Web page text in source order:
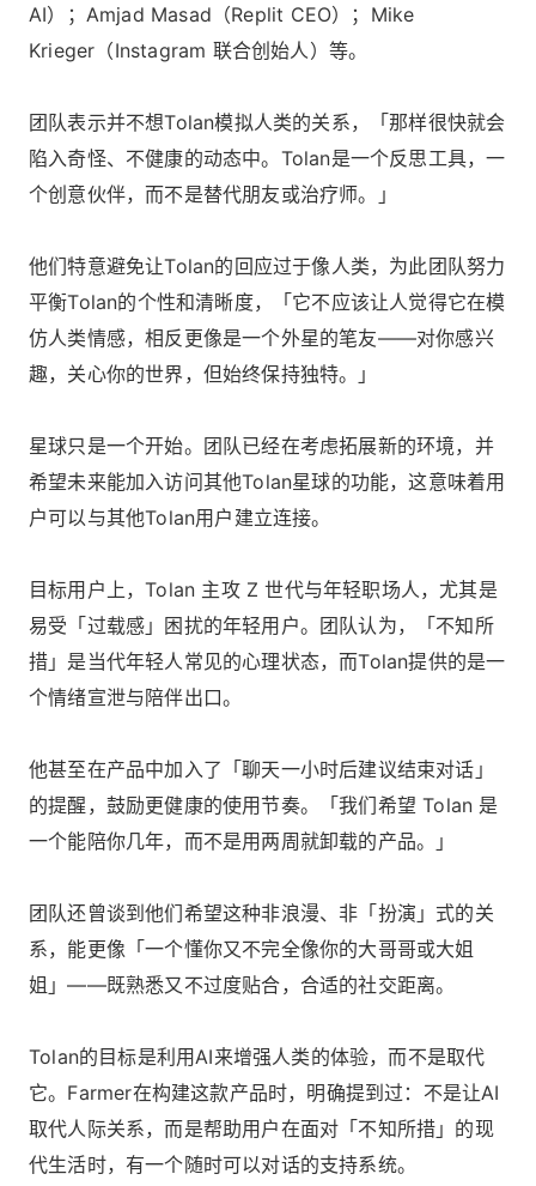
AI）；Amjad Masad（Replit CEO）；Mike
Krieger（Instagram 联合创始人）等。
团队表示并不想Tolan模拟人类的关系，「那样很快就会
陷入奇怪、不健康的动态中。Tolan是一个反思工具，一
个创意伙伴，而不是替代朋友或治疗师。」
他们特意避免让Tolan的回应过于像人类，为此团队努力
平衡Tolan的个性和清晰度，「它不应该让人觉得它在模
仿人类情感，相反更像是一个外星的笔友——对你感兴
趣，关心你的世界，但始终保持独特。」
星球只是一个开始。团队已经在考虑拓展新的环境，并
希望未来能加入访问其他Tolan星球的功能，这意味着用
户可以与其他Tolan用户建立连接。
目标用户上，Tolan 主攻 Z 世代与年轻职场人，尤其是
易受「过载感」困扰的年轻用户。团队认为，「不知所
措」是当代年轻人常见的心理状态，而Tolan提供的是一
个情绪宣泄与陪伴出口。
他甚至在产品中加入了「聊天一小时后建议结束对话」
的提醒，鼓励更健康的使用节奏。「我们希望 Tolan 是
一个能陪你几年，而不是用两周就卸载的产品。」
团队还曾谈到他们希望这种非浪漫、非「扮演」式的关
系，能更像「一个懂你又不完全像你的大哥哥或大姐
姐」——既熟悉又不过度贴合，合适的社交距离。
Tolan的目标是利用AI来增强人类的体验，而不是取代
它。Farmer在构建这款产品时，明确提到过：不是让AI
取代人际关系，而是帮助用户在面对「不知所措」的现
代生活时，有一个随时可以对话的支持系统。